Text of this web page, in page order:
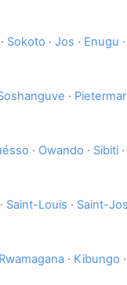
· Sokoto · Jos · Enugu ·
·
· Owando · Sibiti ·
· Saint-Louis · Saint-
Rwamagana · Kibungo ·